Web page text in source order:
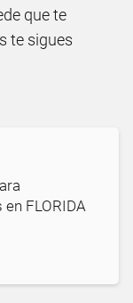
que te
te sigues
FLORIDA